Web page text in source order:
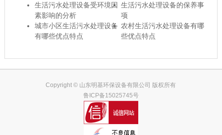
生活污水处理设备受环境因
素影响的分析
生活污水处理设备的保养事
项
城市小区生活污水处理设备
有哪些优点特点
农村生活污水处理设备有哪
些优点特点
Copyright © 山东明基环保设备有限公司 版权所有
鲁ICP备15025745号